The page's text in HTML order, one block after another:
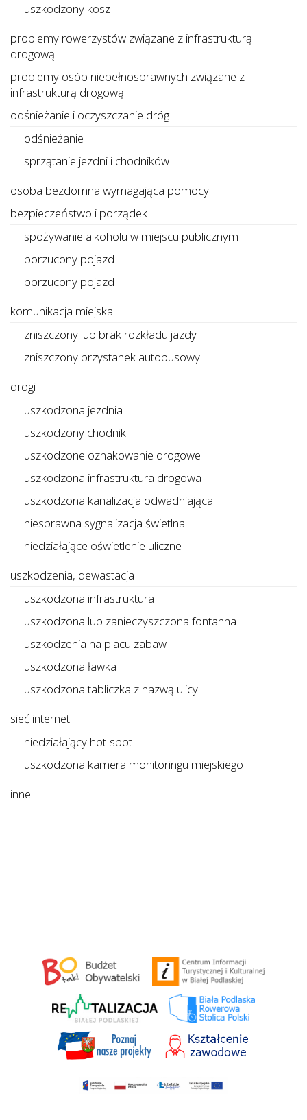
uszkodzony kosz
problemy rowerzystów związane z infrastrukturą
drogową
problemy osób niepełnosprawnych związane z
infrastrukturą drogową
odśnieżanie i oczyszczanie dróg
odśnieżanie
sprzątanie jezdni i chodników
osoba bezdomna wymagająca pomocy
bezpieczeństwo i porządek
spożywanie alkoholu w miejscu publicznym
porzucony pojazd
porzucony pojazd
komunikacja miejska
zniszczony lub brak rozkładu jazdy
zniszczony przystanek autobusowy
drogi
uszkodzona jezdnia
uszkodzony chodnik
uszkodzone oznakowanie drogowe
uszkodzona infrastruktura drogowa
uszkodzona kanalizacja odwadniająca
niesprawna sygnalizacja świetlna
niedziałające oświetlenie uliczne
uszkodzenia, dewastacja
uszkodzona infrastruktura
uszkodzona lub zanieczyszczona fontanna
uszkodzenia na placu zabaw
uszkodzona ławka
uszkodzona tabliczka z nazwą ulicy
sieć internet
niedziałający hot-spot
uszkodzona kamera monitoringu miejskiego
inne